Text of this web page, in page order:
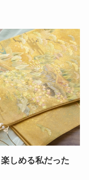
しめる私だった